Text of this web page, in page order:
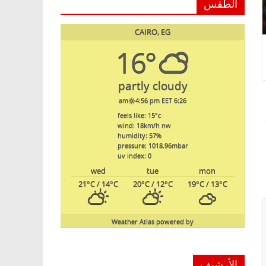
الطقس
CAIRO, EG
16°
partly cloudy
6:26 am
4:56 pm EET
feels like: 15°c
wind: 18km/h nw
humidity: 57%
pressure: 1018.96mbar
uv index: 0
mon
tue
wed
19°C/ 13°C
20°C/ 12°C
21°C/ 14°C
powered by
Weather Atlas